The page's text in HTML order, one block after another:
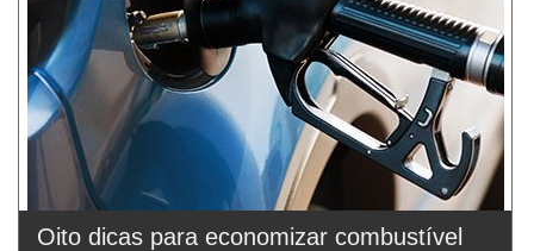
Oito dicas para economizar combustível